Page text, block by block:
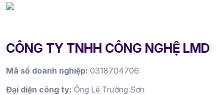
CÔNG TY TNHH CÔNG NGHỆ LMD
Mã số doanh nghiệp: 0318704706
Đại diện công ty: Ông Lê Trường Sơn